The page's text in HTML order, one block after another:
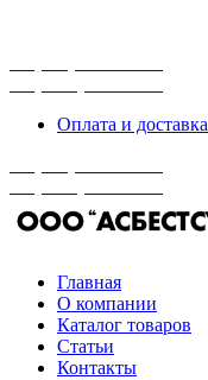
Оплата и доставка
Главная
О компании
Каталог товаров
Статьи
Контакты